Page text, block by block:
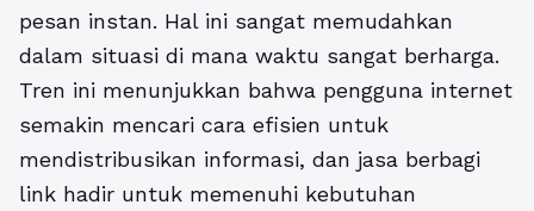
pesan instan. Hal ini sangat memudahkan
dalam situasi di mana waktu sangat berharga.
Tren ini menunjukkan bahwa pengguna internet
semakin mencari cara efisien untuk
mendistribusikan informasi, dan jasa berbagi
link hadir untuk memenuhi kebutuhan